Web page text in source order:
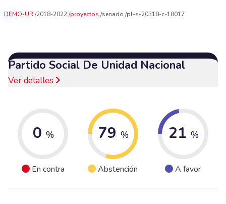
DEMO-UR 2018-2022 proyectos senado pl-s-20318-c-18017
Partido Social De Unidad Nacional
Ver detalles
0 %
En contra
79 %
Abstención
21 %
A favor